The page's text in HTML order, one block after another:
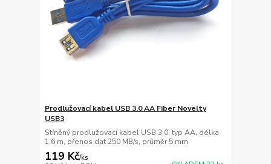
Prodlužovací kabel USB 3.0 AA Fiber Novelty
USB3
Stíněný prodlužovací kabel USB 3.0, typ AA, délka
1,6 m, přenos dat 250 MB/s, průměr 5 mm
119 Kč/ks